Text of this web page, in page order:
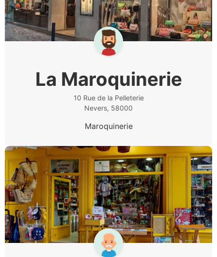
La Maroquinerie
10 Rue de la Pelleterie
Nevers, 58000
Maroquinerie